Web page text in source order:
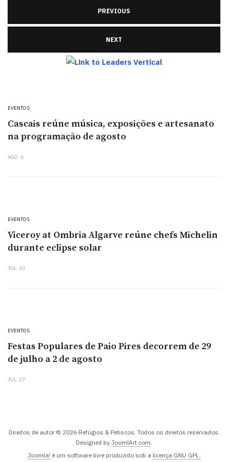
PREVIOUS
NEXT
EVENTOS
Cascais reúne música, exposições e artesanato
na programação de agosto
AGO. 6
EVENTOS
Viceroy at Ombria Algarve reúne chefs Michelin
durante eclipse solar
JUL. 30
EVENTOS
Festas Populares de Paio Pires decorrem de 29
de julho a 2 de agosto
JUL. 27
Direitos de autor © 2026 Refúgios & Petiscos. Todos os direitos reservados.
Designed by JoomlArt.com.
Joomla! é um software livre produzido sob a licença GNU GPL.